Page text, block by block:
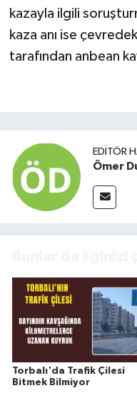
kazayla ilgili
kaza anı ise
tarafından anbean
EDITÖR
Ömer
Torbalı'da Trafik Çilesi
Bitmek Bilmiyor